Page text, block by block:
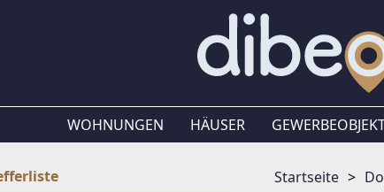
WOHNUNGEN HÄUSER
Startseite